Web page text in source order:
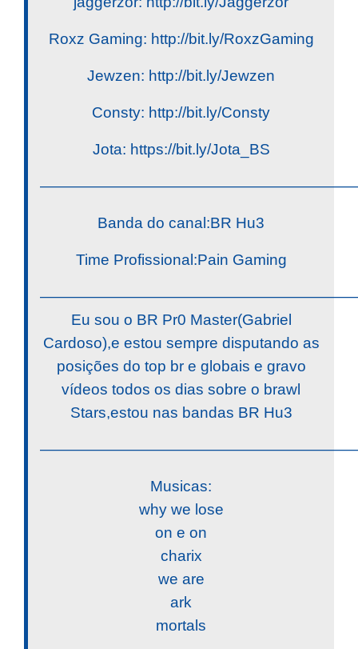
Roxz Gaming: http://bit.ly/RoxzGaming
Jewzen: http://bit.ly/Jewzen
Consty: http://bit.ly/Consty
Jota: https://bit.ly/Jota_BS
Banda do canal:BR Hu3
Time Profissional:Pain Gaming
Eu sou o BR Pr0 Master(Gabriel
Cardoso),e estou sempre disputando as
posições do top br e globais e gravo
vídeos todos os dias sobre o brawl
Stars,estou nas bandas BR Hu3
Musicas:
why we lose
on e on
charix
we are
ark
mortals